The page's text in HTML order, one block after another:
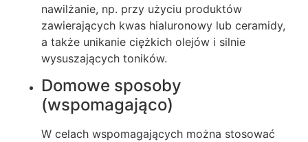
nawilżanie, np. przy użyciu produktów
zawierających kwas hialuronowy lub ceramidy,
a także unikanie ciężkich olejów i silnie
wysuszających toników.
Domowe sposoby
(wspomagająco)
W celach wspomagających można stosować